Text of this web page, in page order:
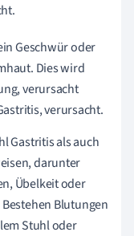
Geschwür oder
Dies wird
verursacht
verursacht.
Gastritis als auch
darunter
Übelkeit oder
Blutungen
Stuhl oder